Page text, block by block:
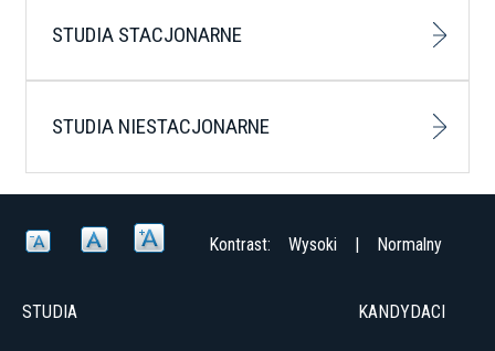
STUDIA STACJONARNE
STUDIA NIESTACJONARNE
Kontrast: Wysoki | Normalny
STUDIA KANDYDACI